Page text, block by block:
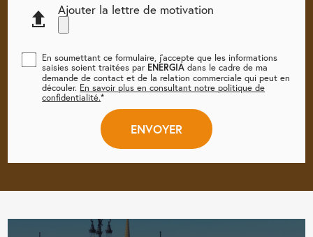
Ajouter la lettre de motivation
En soumettant ce formulaire, j'accepte que les informations
saisies soient traitées par ENERGIA dans le cadre de ma
demande de contact et de la relation commerciale qui peut en
découler. En savoir plus en consultant notre politique de
confidentialité.*